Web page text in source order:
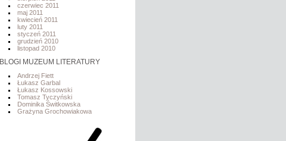
czerwiec 2011
maj 2011
kwiecień 2011
luty 2011
styczeń 2011
grudzień 2010
listopad 2010
BLOGI MUZEUM LITERATURY
Andrzej Fiett
Łukasz Garbal
Łukasz Kossowski
Tomasz Tyczyński
Dominika Świtkowska
Grażyna Grochowiakowa